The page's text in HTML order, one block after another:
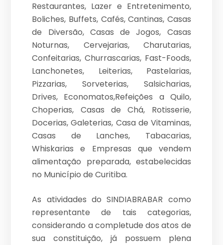
Restaurantes, Lazer e Entretenimento,
Boliches, Buffets, Cafés, Cantinas, Casas
de Diversão, Casas de Jogos, Casas
Noturnas, Cervejarias, Charutarias,
Confeitarias, Churrascarias, Fast-Foods,
Lanchonetes, Leiterias, Pastelarias,
Pizzarias, Sorveterias, Salsicharias,
Drives, Economatos,Refeições a Quilo,
Choperias, Casas de Chá, Rotisserie,
Docerias, Galeterias, Casa de Vitaminas,
Casas de Lanches, Tabacarias,
Whiskarias e Empresas que vendem
alimentação preparada, estabelecidas
no Município de Curitiba.
As atividades do SINDIABRABAR como
representante de tais categorias,
considerando a completude dos atos de
sua constituição, já possuem plena